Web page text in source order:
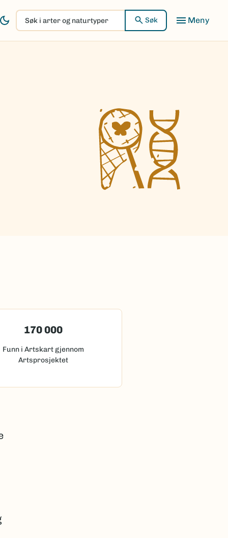
Søk
i
arter
Søk
170 000
Funn i Artskart gjennom
Artsprosjektet